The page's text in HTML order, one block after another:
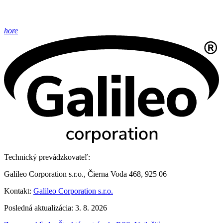
hore
Technický prevádzkovateľ:
Galileo Corporation s.r.o., Čierna Voda 468, 925 06
Kontakt: Galileo Corporation s.r.o.
Posledná aktualizácia: 3. 8. 2026